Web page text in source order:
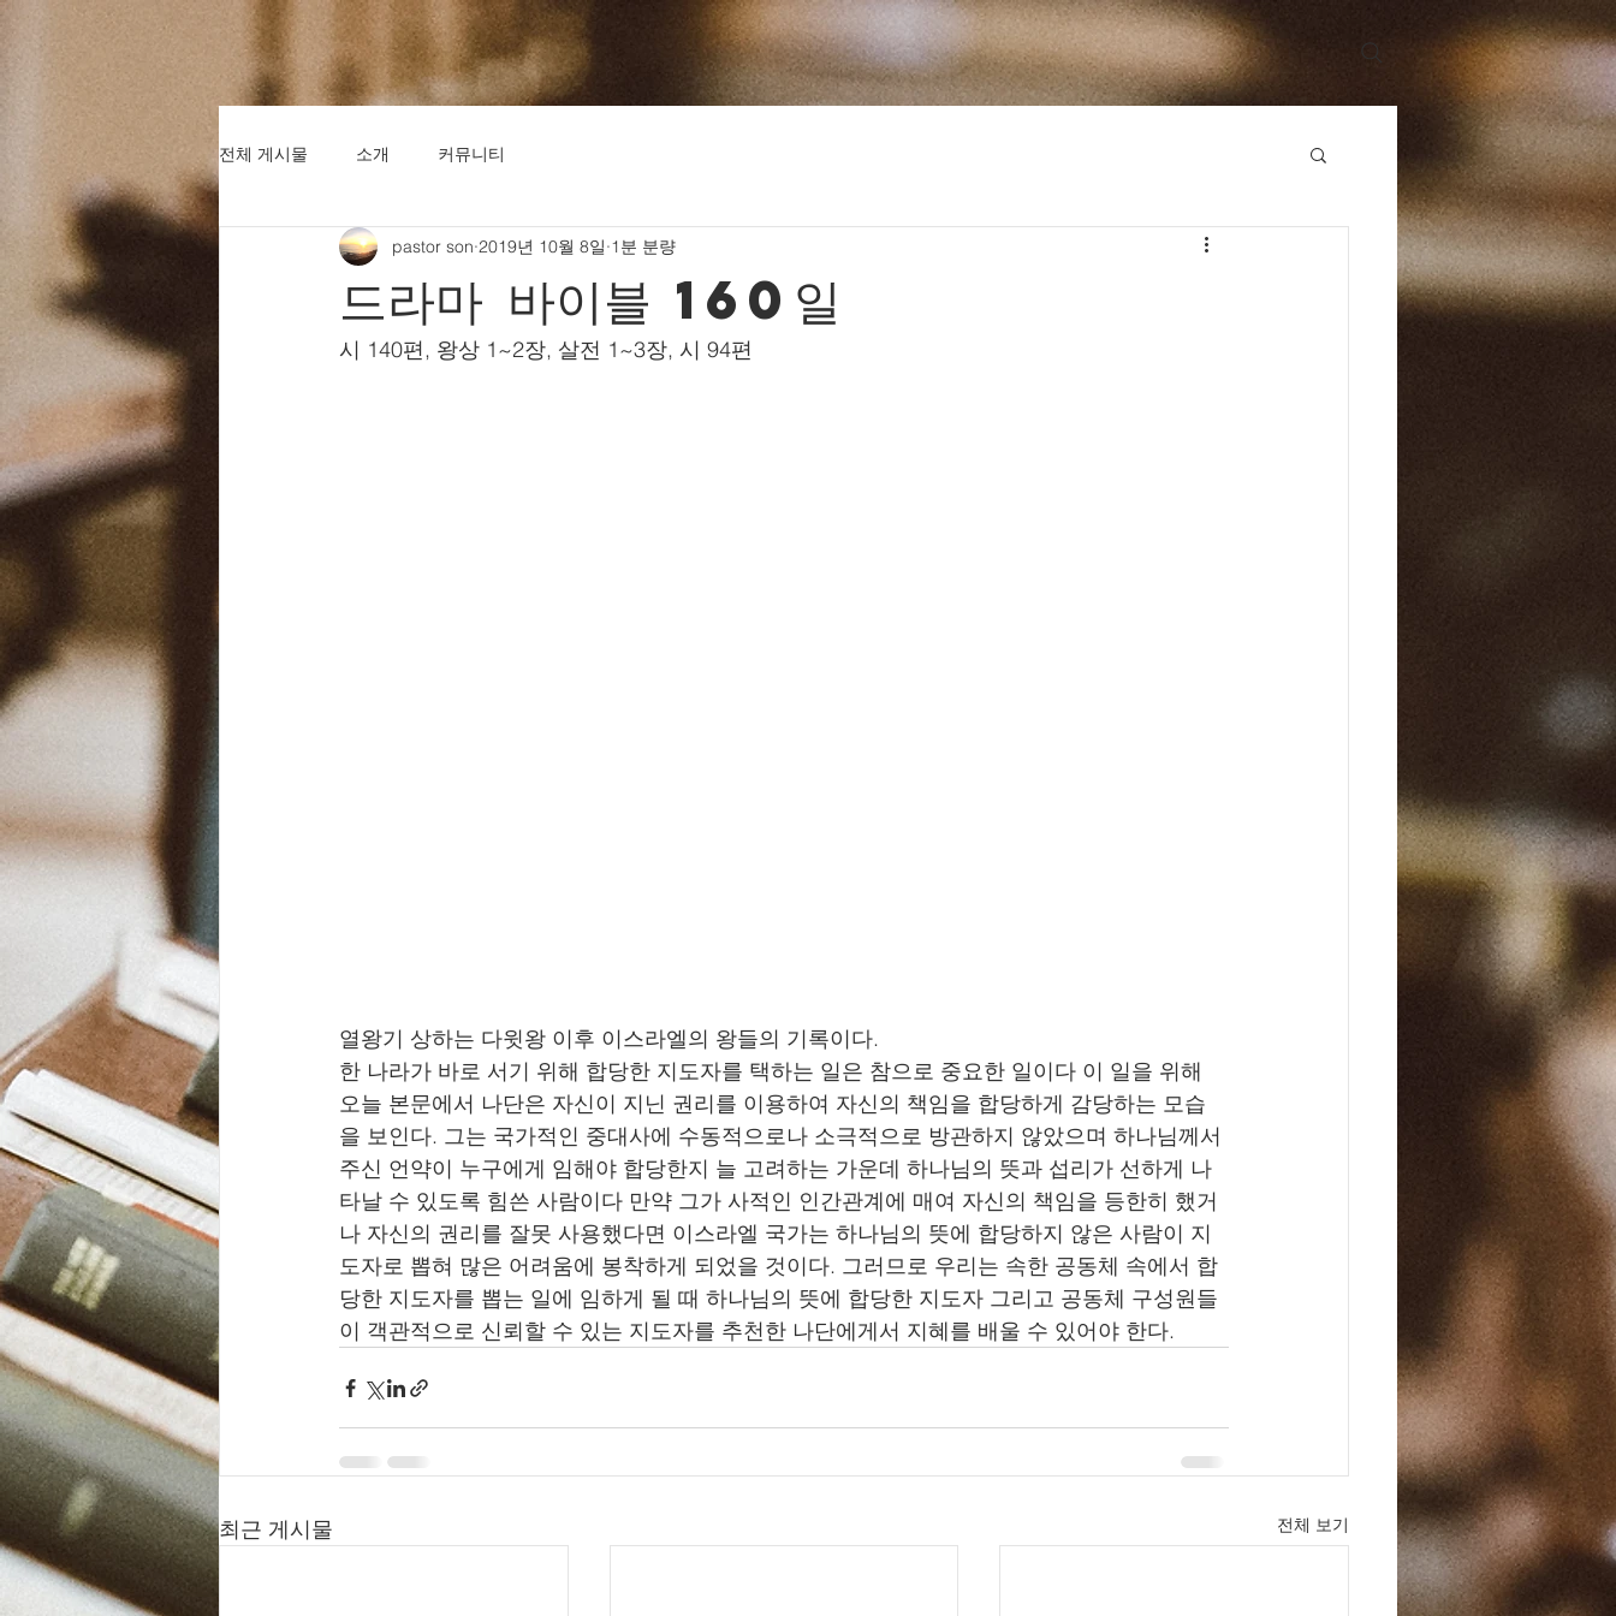
전체 게시물 소개 커뮤니티
드라마 바이블 160일
pastor son 2019년 10월 8일 1분 분량
시 140편, 왕상 1~2장, 살전 1~3장, 시 94편
열왕기 상하는 다윗왕 이후 이스라엘의 왕들의 기록이다.
한 나라가 바로 서기 위해 합당한 지도자를 택하는 일은 참으로 중요한 일이다 이 일을 위해
오늘 본문에서 나단은 자신이 지닌 권리를 이용하여 자신의 책임을 합당하게 감당하는 모습
을 보인다. 그는 국가적인 중대사에 수동적으로나 소극적으로 방관하지 않았으며 하나님께서
주신 언약이 누구에게 임해야 합당한지 늘 고려하는 가운데 하나님의 뜻과 섭리가 선하게 나
타날 수 있도록 힘쓴 사람이다 만약 그가 사적인 인간관계에 매여 자신의 책임을 등한히 했거
나 자신의 권리를 잘못 사용했다면 이스라엘 국가는 하나님의 뜻에 합당하지 않은 사람이 지
도자로 뽑혀 많은 어려움에 봉착하게 되었을 것이다. 그러므로 우리는 속한 공동체 속에서 합
당한 지도자를 뽑는 일에 임하게 될 때 하나님의 뜻에 합당한 지도자 그리고 공동체 구성원들
이 객관적으로 신뢰할 수 있는 지도자를 추천한 나단에게서 지혜를 배울 수 있어야 한다.
최근 게시물 전체 보기